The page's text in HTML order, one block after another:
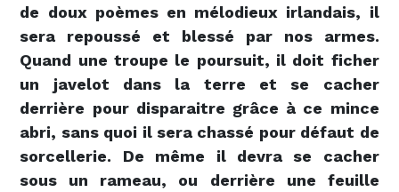
de doux poèmes en mélodieux irlandais, il
sera repoussé et blessé par nos armes.
Quand une troupe le poursuit, il doit ficher
un javelot dans la terre et se cacher
derrière pour disparaitre grâce à ce mince
abri, sans quoi il sera chassé pour défaut de
sorcellerie. De même il devra se cacher
sous un rameau, ou derrière une feuille